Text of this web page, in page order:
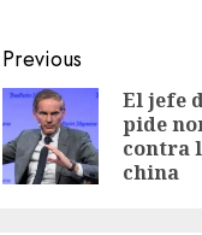
Previous
El jefe
pide
contra
china